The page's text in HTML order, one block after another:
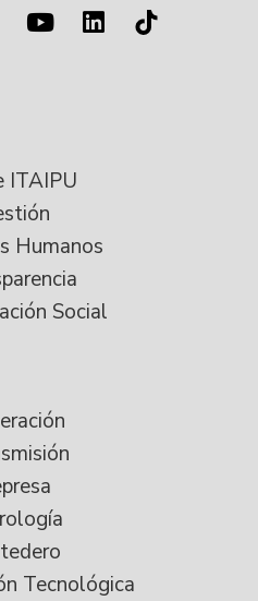
ITAIPU
Humanos
Social
Tecnológica